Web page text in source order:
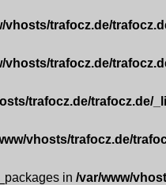
vhosts/trafocz.de/
vhosts/trafocz.de/
trafocz.de/trafocz.de/
vhosts/trafocz.de/
in /var/www/